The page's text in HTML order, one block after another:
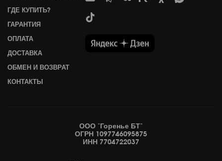
ГДЕ КУПИТЬ?
ГАРАНТИЯ
ОПЛАТА
ДОСТАВКА
ОБМЕН И ВОЗВРАТ
КОНТАКТЫ
ООО "Горенье БТ"
ОГРН 1097746095875
ИНН 7704722037